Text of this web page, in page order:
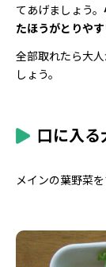
てあげましょう。
たほうがとりや
全部取れたら大
しょう。
口に入る
メインの葉野菜